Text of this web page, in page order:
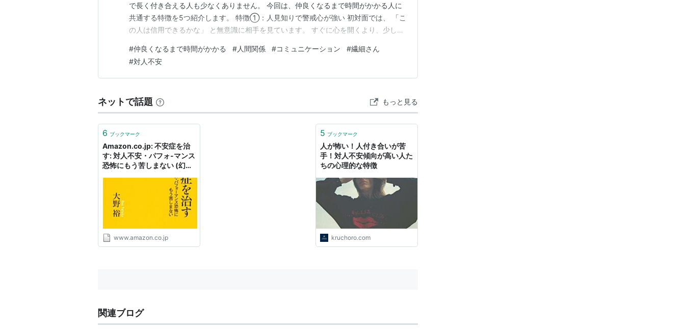
で長く付き合える人も少なくありません。 今回は、仲良くなるまで時間がかかる人に
共通する特徴を5つ紹介します。 特徴①：人見知りで警戒心が強い 初対面では、 「こ
の人は信用できるかな」 と無意識に相手を見ています。 すぐに心を開くより、少しず
ぎてしまい、無難な会話で終わることが多い人。 打ち解けるまでは、自分のことをあ
まり話しません。 特徴③：過去に人間関係で傷つ…
#仲良くなるまで時間がかかる #人間関係 #コミュニケーション #繊細さん
#対人不安
ネットで話題 もっと見る
6 ブックマーク
Amazon.co.jp: 不安症を治
す: 対人不安・パフォ-マンス
恐怖にもう苦しまない (幻冬
www.amazon.co.jp
5 ブックマーク
人が怖い！人付き合いが苦
手！対人不安傾向が高い人た
ちの心理的な特徴
kruchoro.com
関連ブログ